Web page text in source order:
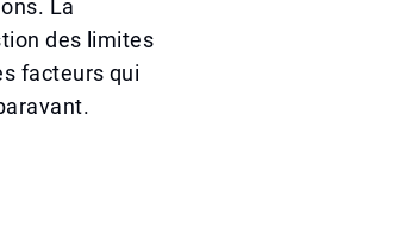
La
des limites
facteurs qui